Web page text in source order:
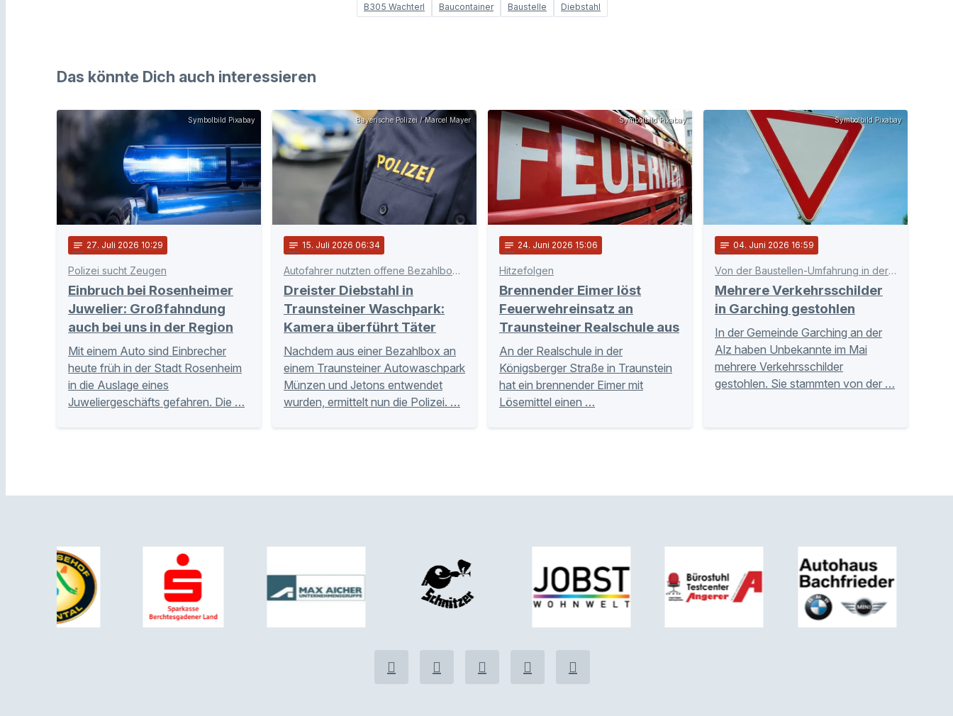
B305 Wachterl Baucontainer Baustelle Diebstahl
Das könnte Dich auch interessieren
Symbolbild Pixabay
notes 27. Juli 2026 10:29
Polizei sucht Zeugen
Einbruch bei Rosenheimer
Juwelier: Großfahndung
auch bei uns in der Region
Mit einem Auto sind Einbrecher
heute früh in der Stadt Rosenheim
in die Auslage eines
Juweliergeschäfts gefahren. Die …
Bayerische Polizei / Marcel Mayer
notes 15. Juli 2026 06:34
Autofahrer nutzten offene Bezahlbox aus
Dreister Diebstahl in
Traunsteiner Waschpark:
Kamera überführt Täter
Nachdem aus einer Bezahlbox an
einem Traunsteiner Autowaschpark
Münzen und Jetons entwendet
wurden, ermittelt nun die Polizei. …
Symbolbild Pixabay
notes 24. Juni 2026 15:06
Hitzefolgen
Brennender Eimer löst
Feuerwehreinsatz an
Traunsteiner Realschule aus
An der Realschule in der
Königsberger Straße in Traunstein
hat ein brennender Eimer mit
Lösemittel einen …
Symbolbild Pixabay
notes 04. Juni 2026 16:59
Von der Baustellen-Umfahrung in der Frank-Caro-Straße
Mehrere Verkehrsschilder
in Garching gestohlen
In der Gemeinde Garching an der
Alz haben Unbekannte im Mai
mehrere Verkehrsschilder
gestohlen. Sie stammten von der …